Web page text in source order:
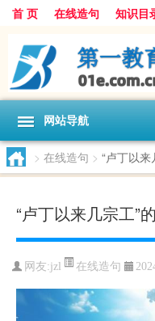
首 页 在线造句 知识目
网站导航
> 在线造句 > “卢丁以来
“卢丁以来几宗工”
网友:jzl 在线造句